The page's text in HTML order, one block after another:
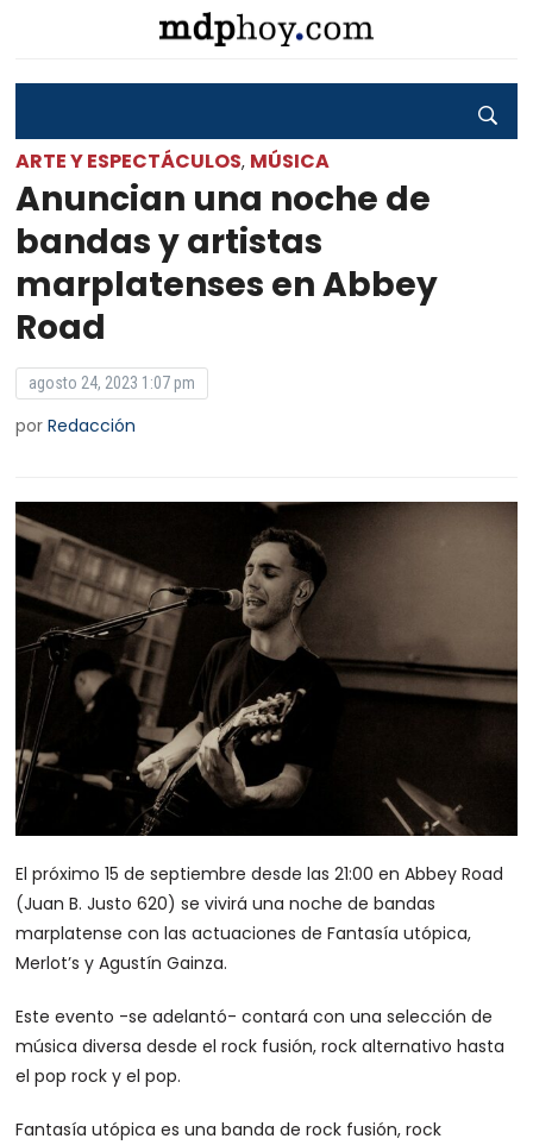
ARTE Y ESPECTÁCULOS, MÚSICA
Anuncian una noche de
bandas y artistas
marplatenses en Abbey
Road
agosto 24, 2023 1:07 pm
porRedacción
El próximo 15 de septiembre desde las 21:00 en Abbey Road
(Juan B. Justo 620) se vivirá una noche de bandas
marplatense con las actuaciones de Fantasía utópica,
Merlot’s y Agustín Gainza.
Este evento -se adelantó- contará con una selección de
música diversa desde el rock fusión, rock alternativo hasta
el pop rock y el pop.
Fantasía utópica es una banda de rock fusión, rock